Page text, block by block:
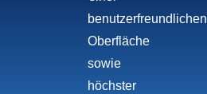
benutzerfreundlichen
Oberfläche
sowie
höchster